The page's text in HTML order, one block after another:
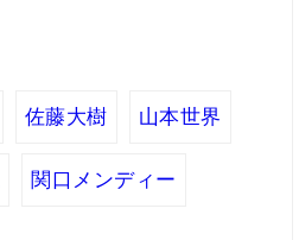
佐藤大樹 山本世界
関口メンディー